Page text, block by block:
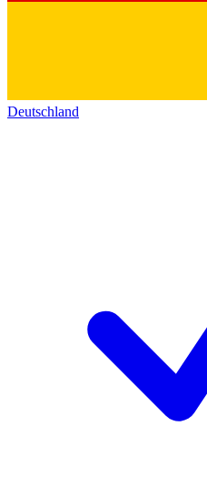
Deutschland